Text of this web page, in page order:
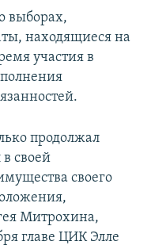
выборах,
находящиеся на
участия в
продолжал
своей
своего
Митрохина,
главе ЦИК Элле